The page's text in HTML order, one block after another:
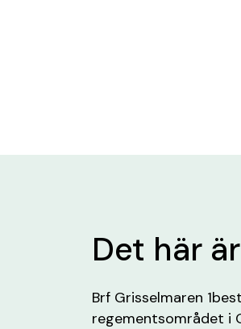
Det här
Brf Grisselmaren
regementsområdet i